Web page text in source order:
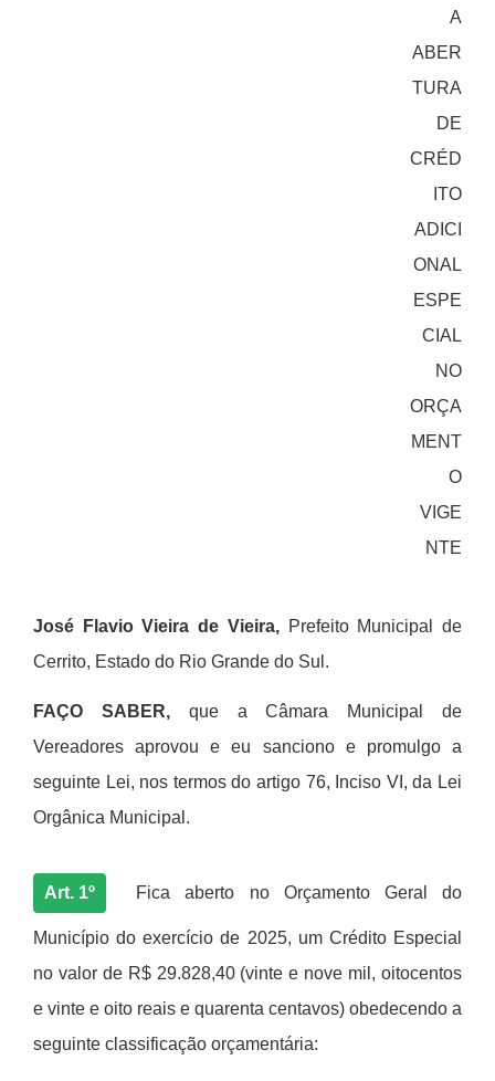
A
ABER
TURA
DE
CRÉD
ITO
ADICI
ONAL
ESPE
CIAL
NO
ORÇA
MENT
O
VIGE
NTE
José Flavio Vieira de Vieira, Prefeito Municipal de
Cerrito, Estado do Rio Grande do Sul.
FAÇO SABER,que a Câmara Municipal de
Vereadores aprovou e eu sanciono e promulgo a
seguinte Lei, nos termos do artigo 76, Inciso VI, da Lei
Orgânica Municipal.
Art. 1º Fica aberto no Orçamento Geral do
Município do exercício de 2025, um Crédito Especial
no valor de R$ 29.828,40 (vinte e nove mil, oitocentos
e vinte e oito reais e quarenta centavos) obedecendo a
seguinte classificação orçamentária: